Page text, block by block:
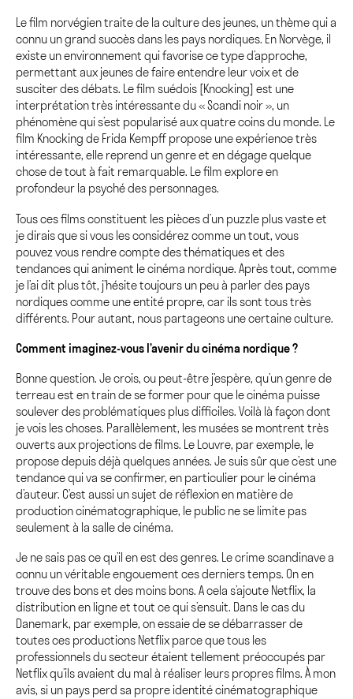
Le film norvégien traite de la culture des jeunes, un thème qui a
connu un grand succès dans les pays nordiques. En Norvège, il
existe un environnement qui favorise ce type d’approche,
permettant aux jeunes de faire entendre leur voix et de
susciter des débats. Le film suédois [Knocking] est une
interprétation très intéressante du « Scandi noir », un
phénomène qui s’est popularisé aux quatre coins du monde. Le
film Knocking de Frida Kempff propose une expérience très
intéressante, elle reprend un genre et en dégage quelque
chose de tout à fait remarquable. Le film explore en
profondeur la psyché des personnages.
Tous ces films constituent les pièces d’un puzzle plus vaste et
je dirais que si vous les considérez comme un tout, vous
pouvez vous rendre compte des thématiques et des
tendances qui animent le cinéma nordique. Après tout, comme
je l’ai dit plus tôt, j’hésite toujours un peu à parler des pays
nordiques comme une entité propre, car ils sont tous très
différents. Pour autant, nous partageons une certaine culture.
Comment imaginez-vous l’avenir du cinéma nordique ?
Bonne question. Je crois, ou peut-être j’espère, qu’un genre de
terreau est en train de se former pour que le cinéma puisse
soulever des problématiques plus difficiles. Voilà là façon dont
je vois les choses. Parallèlement, les musées se montrent très
ouverts aux projections de films. Le Louvre, par exemple, le
propose depuis déjà quelques années. Je suis sûr que c’est une
tendance qui va se confirmer, en particulier pour le cinéma
d’auteur. C’est aussi un sujet de réflexion en matière de
production cinématographique, le public ne se limite pas
seulement à la salle de cinéma.
Je ne sais pas ce qu’il en est des genres. Le crime scandinave a
connu un véritable engouement ces derniers temps. On en
trouve des bons et des moins bons. A cela s’ajoute Netflix, la
distribution en ligne et tout ce qui s’ensuit. Dans le cas du
Danemark, par exemple, on essaie de se débarrasser de
toutes ces productions Netflix parce que tous les
professionnels du secteur étaient tellement préoccupés par
Netflix qu’ils avaient du mal à réaliser leurs propres films. À mon
avis, si un pays perd sa propre identité cinématographique